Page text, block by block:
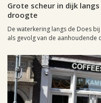
Grote scheur in dijk
droogte
De waterkering langs de Does
als gevolg van de aanhoudende